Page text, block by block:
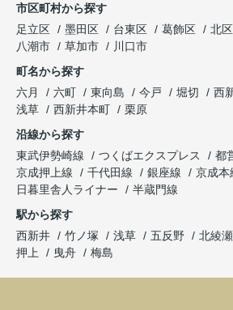
市区町村から探す
足立区
墨田区 台東区 葛飾区 北区
八潮市
草加市
川口市
町名から探す
六月
六町 東向島 今戸 堀切 西
浅草
西新井本町
栗原
沿線から探す
東武伊勢崎線
つくばエクスプレス
都
京成押上線
千代田線 銀座線 京成本
日暮里舎人ライナー
半蔵門線
駅から探す
西新井
竹ノ塚 浅草 五反野 北綾瀬
押上
曳舟 梅島